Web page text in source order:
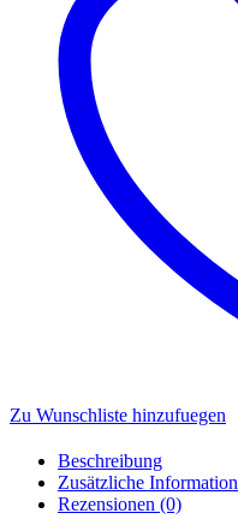
Zu Wunschliste hinzufuegen
Beschreibung
Zusätzliche Information
Rezensionen (0)